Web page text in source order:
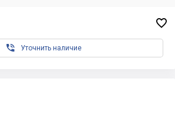

 Уточнить наличие